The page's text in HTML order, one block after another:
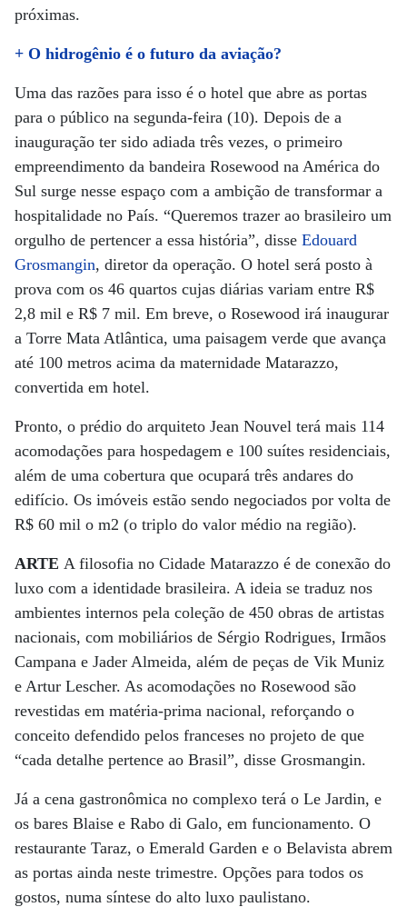
próximas.
+ O hidrogênio é o futuro da aviação?
Uma das razões para isso é o hotel que abre as portas
para o público na segunda-feira (10). Depois de a
inauguração ter sido adiada três vezes, o primeiro
empreendimento da bandeira Rosewood na América do
Sul surge nesse espaço com a ambição de transformar a
hospitalidade no País. “Queremos trazer ao brasileiro um
orgulho de pertencer a essa história”, disse Edouard
Grosmangin, diretor da operação. O hotel será posto à
prova com os 46 quartos cujas diárias variam entre R$
2,8 mil e R$ 7 mil. Em breve, o Rosewood irá inaugurar
a Torre Mata Atlântica, uma paisagem verde que avança
até 100 metros acima da maternidade Matarazzo,
convertida em hotel.
Pronto, o prédio do arquiteto Jean Nouvel terá mais 114
acomodações para hospedagem e 100 suítes residenciais,
além de uma cobertura que ocupará três andares do
edifício. Os imóveis estão sendo negociados por volta de
R$ 60 mil o m2 (o triplo do valor médio na região).
ARTE A filosofia no Cidade Matarazzo é de conexão do
luxo com a identidade brasileira. A ideia se traduz nos
ambientes internos pela coleção de 450 obras de artistas
nacionais, com mobiliários de Sérgio Rodrigues, Irmãos
Campana e Jader Almeida, além de peças de Vik Muniz
e Artur Lescher. As acomodações no Rosewood são
revestidas em matéria-prima nacional, reforçando o
conceito defendido pelos franceses no projeto de que
“cada detalhe pertence ao Brasil”, disse Grosmangin.
Já a cena gastronômica no complexo terá o Le Jardin, e
os bares Blaise e Rabo di Galo, em funcionamento. O
restaurante Taraz, o Emerald Garden e o Belavista abrem
as portas ainda neste trimestre. Opções para todos os
gostos, numa síntese do alto luxo paulistano.